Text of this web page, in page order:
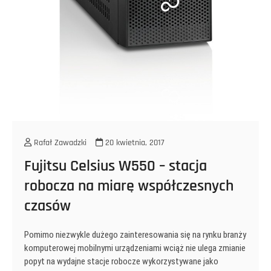
Rafał Zawadzki 20 kwietnia, 2017
Fujitsu Celsius W550 – stacja
robocza na miarę współczesnych
czasów
Pomimo niezwykle dużego zainteresowania się na rynku branży
komputerowej mobilnymi urządzeniami wciąż nie ulega zmianie
popyt na wydajne stacje robocze wykorzystywane jako